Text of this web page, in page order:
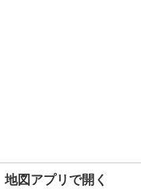
地図アプリで開く